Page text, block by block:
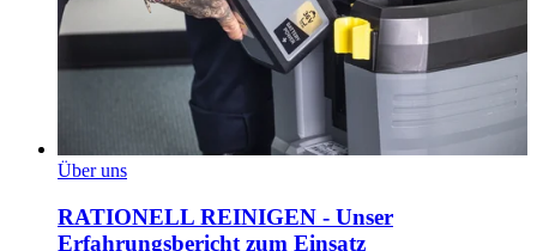
Über uns
RATIONELL REINIGEN - Unser
Erfahrungsbericht zum Einsatz